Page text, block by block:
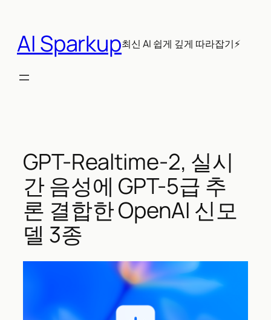
AI Sparkup최신 AI 쉽게 깊게 따라잡기⚡
GPT-Realtime-2, 실시
간 음성에 GPT-5급 추
론 결합한 OpenAI 신모
델 3종